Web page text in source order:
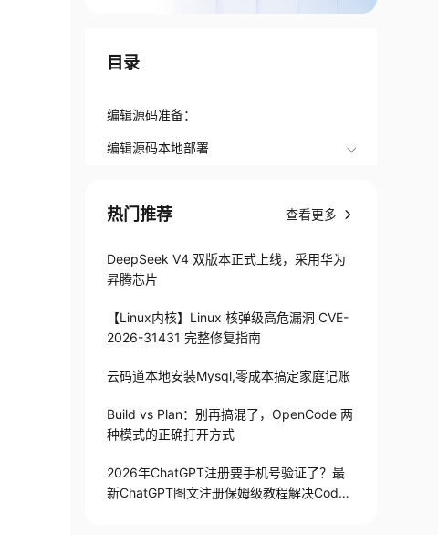
目录
​编辑源码准备：
​编辑源码本地部署
热门推荐 查看更多
DeepSeek V4 双版本正式上线，采用华为
昇腾芯片
【Linux内核】Linux 核弹级高危漏洞 CVE-
2026-31431 完整修复指南
云码道本地安装Mysql,零成本搞定家庭记账
Build vs Plan：别再搞混了，OpenCode 两
种模式的正确打开方式
2026年ChatGPT注册要手机号验证了？最
新ChatGPT图文注册保姆级教程解决Codex